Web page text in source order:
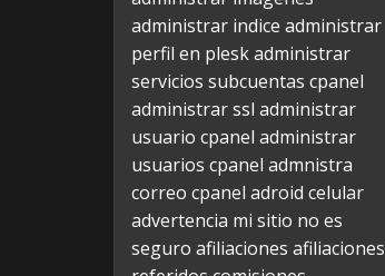
administrar indice administrar
perfil en pleskadministrar
servicios subcuentas cpanel
administrar ssl administrar
usuario cpanel administrar
usuarios cpanel admnistra
correo cpanel adroid celular
advertencia mi sitio no es
seguro afiliaciones afiliaciones